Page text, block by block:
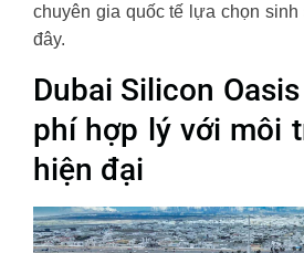
chuyên gia quốc tế lựa chọn sinh
đây.
Dubai Silicon
phí hợp lý với môi
hiện đại